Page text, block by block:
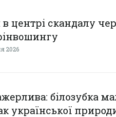
центрі скандалу
2026
білозубка
української